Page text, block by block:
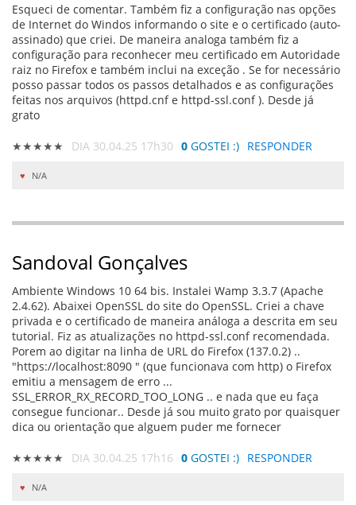
Esqueci de comentar. Também fiz a configuração nas opções
de Internet do Windos informando o site e o certificado (auto-
assinado) que criei. De maneira analoga também fiz a
configuração para reconhecer meu certificado em Autoridade
raiz no Firefox e também inclui na exceção . Se for necessário
posso passar todos os passos detalhados e as configurações
feitas nos arquivos (httpd.cnf e httpd-ssl.conf ). Desde já
grato
★★★★★ DIA 30.04.25 17h30 0 GOSTEI :) RESPONDER
N/A
Sandoval Gonçalves
Ambiente Windows 10 64 bis. Instalei Wamp 3.3.7 (Apache
2.4.62). Abaixei OpenSSL do site do OpenSSL. Criei a chave
privada e o certificado de maneira análoga a descrita em seu
tutorial. Fiz as atualizações no httpd-ssl.conf recomendada.
Porem ao digitar na linha de URL do Firefox (137.0.2) ..
"https://localhost:8090 " (que funcionava com http) o Firefox
emitiu a mensagem de erro ...
SSL_ERROR_RX_RECORD_TOO_LONG .. e nada que eu faça
consegue funcionar.. Desde já sou muito grato por quaisquer
dica ou orientação que alguem puder me fornecer
★★★★★ DIA 30.04.25 17h16 0 GOSTEI :) RESPONDER
N/A